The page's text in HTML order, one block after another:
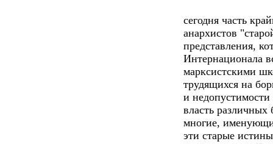
сегодня часть
анархистов
представления,
Интернационала
марксистскими
трудящихся на
и недопустимости
власть
многие,
эти старые